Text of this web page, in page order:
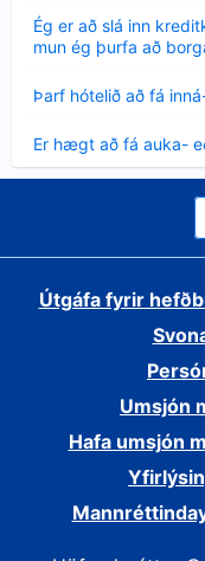
Ég er að slá inn
mun ég þurfa að
Minna
sýnt
Þarf hótelið að fá
sýnt
Er hægt að fá auka-
sýnt
Útgáfa fyrir
Umsjón
Hafa umsjón